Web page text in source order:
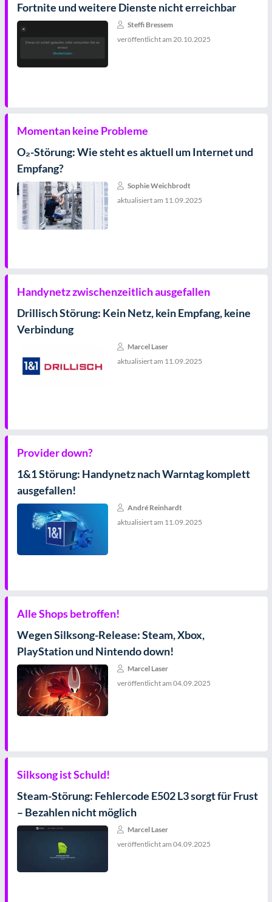
Fortnite und weitere Dienste nicht erreichbar
Steffi Bressem
veröffentlicht am 20.10.2025
Momentan keine Probleme
O₂-Störung: Wie steht es aktuell um Internet und
Empfang?
Sophie Weichbrodt
aktualisiert am 11.09.2025
Handynetz zwischenzeitlich ausgefallen
Drillisch Störung: Kein Netz, kein Empfang, keine
Verbindung
Marcel Laser
aktualisiert am 11.09.2025
Provider down?
1&1 Störung: Handynetz nach Warntag komplett
ausgefallen!
André Reinhardt
aktualisiert am 11.09.2025
Alle Shops betroffen!
Wegen Silksong-Release: Steam, Xbox,
PlayStation und Nintendo down!
Marcel Laser
veröffentlicht am 04.09.2025
Silksong ist Schuld!
Steam-Störung: Fehlercode E502 L3 sorgt für Frust
– Bezahlen nicht möglich
Marcel Laser
veröffentlicht am 04.09.2025